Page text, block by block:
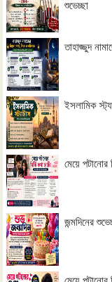
শুভেচ্ছা
তাহাজ্জুদ
ইসলামিক
মেয়ে পটানোর
জন্মদিনের